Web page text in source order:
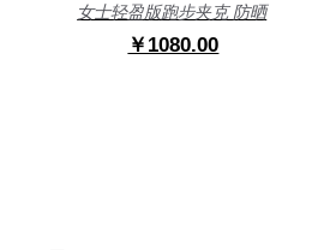
女士轻盈版跑步夹克 防晒
￥1080.00